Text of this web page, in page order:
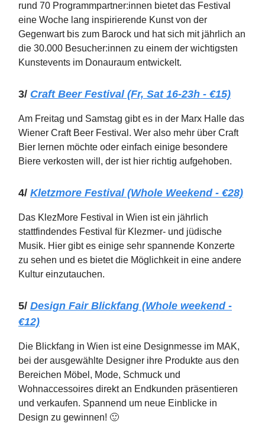
rund 70 Programmpartner:innen bietet das Festival
eine Woche lang inspirierende Kunst von der
Gegenwart bis zum Barock und hat sich mit jährlich an
die 30.000 Besucher:innen zu einem der wichtigsten
Kunstevents im Donauraum entwickelt.
3/ Craft Beer Festival (Fr, Sat 16-23h - €15)
Am Freitag und Samstag gibt es in der Marx Halle das
Wiener Craft Beer Festival. Wer also mehr über Craft
Bier lernen möchte oder einfach einige besondere
Biere verkosten will, der ist hier richtig aufgehoben.
4/ Kletzmore Festival (Whole Weekend - €28)
Das KlezMore Festival in Wien ist ein jährlich
stattfindendes Festival für Klezmer- und jüdische
Musik. Hier gibt es einige sehr spannende Konzerte
zu sehen und es bietet die Möglichkeit in eine andere
Kultur einzutauchen.
5/ Design Fair Blickfang (Whole weekend -
€12)
Die Blickfang in Wien ist eine Designmesse im MAK,
bei der ausgewählte Designer ihre Produkte aus den
Bereichen Möbel, Mode, Schmuck und
Wohnaccessoires direkt an Endkunden präsentieren
und verkaufen. Spannend um neue Einblicke in
Design zu gewinnen! 🙂